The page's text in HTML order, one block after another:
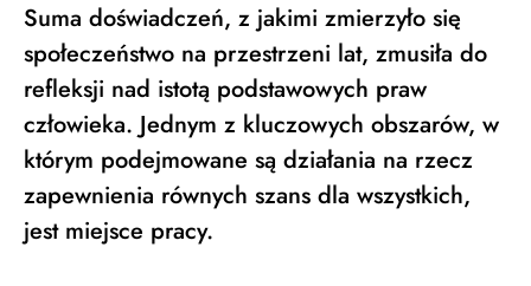
Suma doświadczeń, z jakimi zmierzyło się
społeczeństwo na przestrzeni lat, zmusiła do
refleksji nad istotą podstawowych praw
człowieka. Jednym z kluczowych obszarów, w
którym podejmowane są działania na rzecz
zapewnienia równych szans dla wszystkich,
jest miejsce pracy.